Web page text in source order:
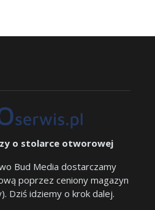
o stolarce otworowej
Bud Media dostarczamy
poprzez ceniony magazyn
Dziś idziemy o krok dalej.